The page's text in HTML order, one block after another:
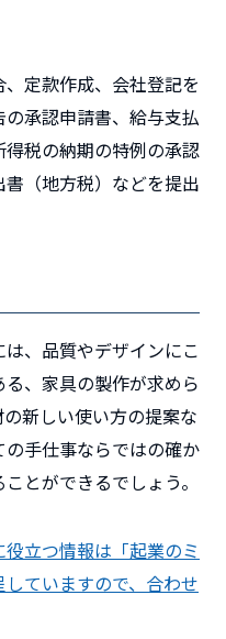
定款作成、会社登記を
承認申請書、給与支払
税の納期の特例の承認
（地方税）などを提出
、品質やデザインにこ
、家具の製作が求めら
新しい使い方の提案な
手仕事ならではの確か
とができるでしょう。
立つ情報は「起業のミ
ていますので、合わせ